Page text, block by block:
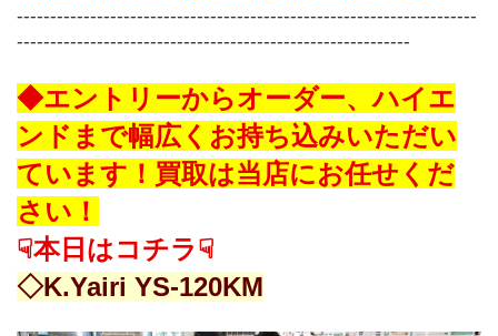
---------------------------------------------------------------------
-----------------------------------------------------------
◆エントリーからオーダー、ハイエ
ンドまで幅広くお持ち込みいただい
ています！買取は当店にお任せくだ
さい！
☟本日はコチラ☟
◇K.Yairi YS-120KM